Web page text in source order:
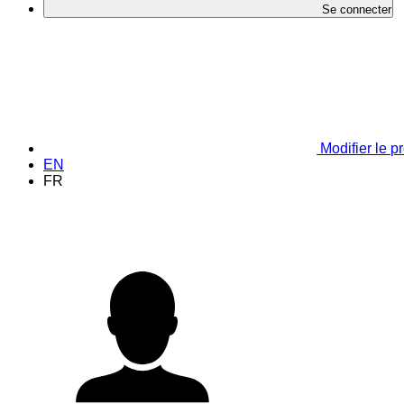
Se connecter
Modifier le
EN
FR